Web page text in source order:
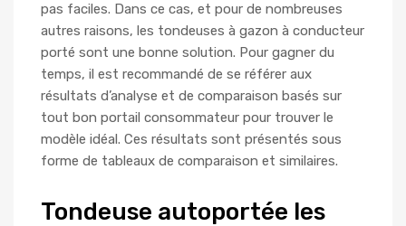
pas faciles. Dans ce cas, et pour de nombreuses
autres raisons, les tondeuses à gazon à conducteur
porté sont une bonne solution. Pour gagner du
temps, il est recommandé de se référer aux
résultats d’analyse et de comparaison basés sur
tout bon portail consommateur pour trouver le
modèle idéal. Ces résultats sont présentés sous
forme de tableaux de comparaison et similaires.
Tondeuse autoportée les